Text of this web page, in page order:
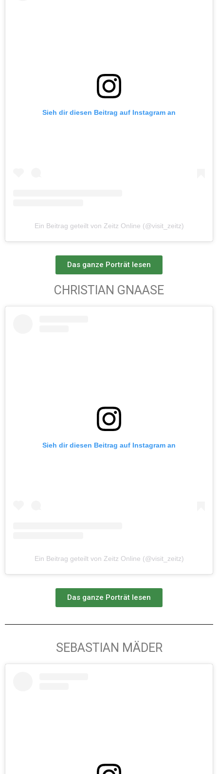
Sieh dir diesen Beitrag auf Instagram an
Ein Beitrag geteilt von Zeitz Online (@visit_zeitz)
Das ganze Porträt lesen
CHRISTIAN GNAASE
Sieh dir diesen Beitrag auf Instagram an
Ein Beitrag geteilt von Zeitz Online (@visit_zeitz)
Das ganze Porträt lesen
SEBASTIAN MÄDER